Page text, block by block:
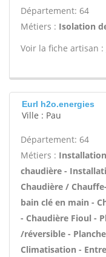
Département: 64
Métiers : Isolation
Voir la fiche artisan :
Eurl h2o.energies
Ville : Pau
Département: 64
Métiers :
chaudière -
Chaudière /
bain clé en main -
- Chaudière Fioul -
/réversible -
Climatisation -